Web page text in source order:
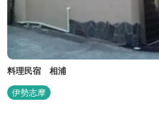
料理民宿 相浦
伊勢志摩